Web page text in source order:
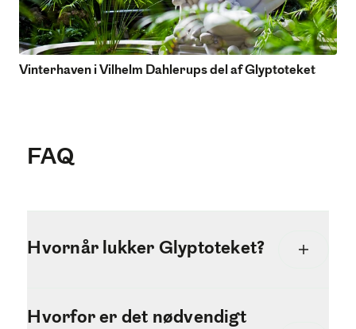
Vinterhaven i Vilhelm Dahlerups del af Glyptoteket
FAQ
Hvornår lukker Glyptoteket?
Hvorfor er det nødvendigt